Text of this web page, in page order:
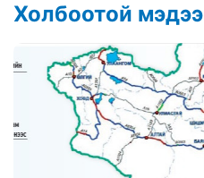
Холбоотой мэдээ